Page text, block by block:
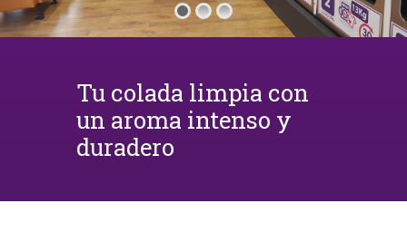
Tu colada limpia con
un aroma intenso y
duradero